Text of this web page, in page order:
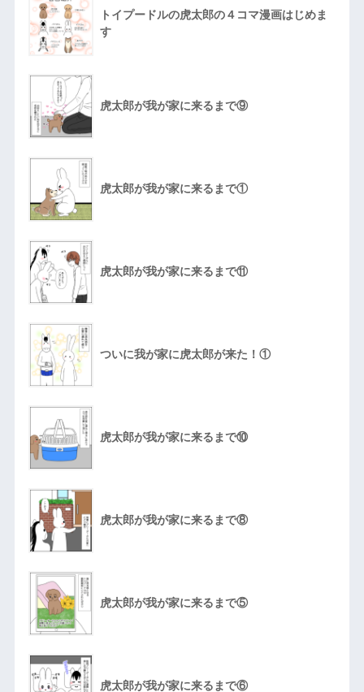
トイプードルの虎太郎の４コマ漫画はじめま
す
虎太郎が我が家に来るまで⑨
虎太郎が我が家に来るまで①
虎太郎が我が家に来るまで⑪
ついに我が家に虎太郎が来た！①
虎太郎が我が家に来るまで⑩
虎太郎が我が家に来るまで⑧
虎太郎が我が家に来るまで⑤
虎太郎が我が家に来るまで⑥